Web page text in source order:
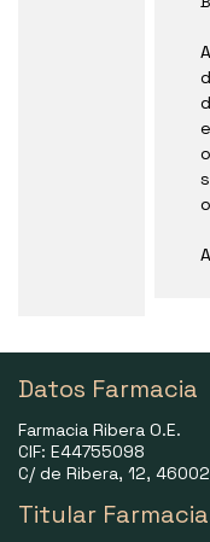
Datos Farmacia
Farmacia Ribera O.E.
CIF: E44755098
C/ de Ribera, 12,
Titular Farmacia